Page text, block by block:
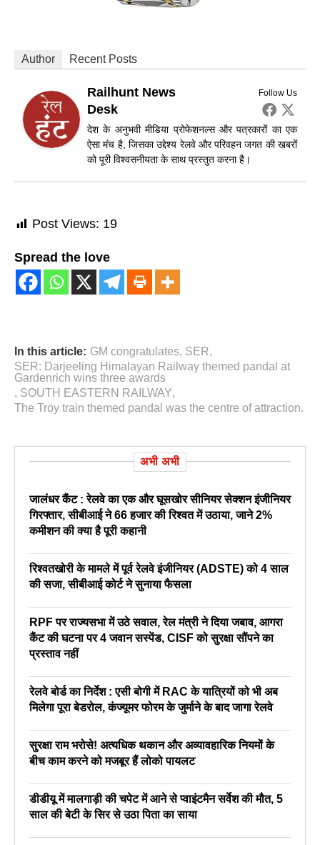
Author Recent Posts
Follow Us
Railhunt News
Desk
देश के अनुभवी मीडिया प्रोफेशनल्स और पत्रकारों का एक
ऐसा मंच है, जिसका उद्देश्य रेलवे और परिवहन जगत की खबरों
को पूरी विश्वसनीयता के साथ प्रस्तुत करना है।
Post Views: 19
Spread the love
In this article: GM congratulates, SER,
SER: Darjeeling Himalayan Railway themed pandal at
Gardenrich wins three awards
, SOUTH EASTERN RAILWAY,
The Troy train themed pandal was the centre of attraction.
अभी अभी
जालंधर कैंट : रेलवे का एक और घूसखोर सीनियर सेक्शन इंजीनियर
गिरफ्तार, सीबीआई ने 66 हजार की रिश्वत में उठाया, जाने 2%
कमीशन की क्या है पूरी कहानी
रिश्वतखोरी के मामले में पूर्व रेलवे इंजीनियर (ADSTE) को 4 साल
की सजा, सीबीआई कोर्ट ने सुनाया फैसला
RPF पर राज्यसभा में उठे सवाल, रेल मंत्री ने दिया जबाव, आगरा
कैंट की घटना पर 4 जवान सस्पेंड, CISF को सुरक्षा सौंपने का
प्रस्ताव नहीं
रेलवे बोर्ड का निर्देश : एसी बोगी में RAC के यात्रियों को भी अब
मिलेगा पूरा बेडरोल, कंज्यूमर फोरम के जुर्माने के बाद जागा रेलवे
सुरक्षा राम भरोसे! अत्यधिक थकान और अव्यावहारिक नियमों के
बीच काम करने को मजबूर हैं लोको पायलट
डीडीयू में मालगाड़ी की चपेट में आने से प्वाइंटमैन सर्वेश की मौत, 5
साल की बेटी के सिर से उठा पिता का साया